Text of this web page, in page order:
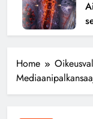
Home